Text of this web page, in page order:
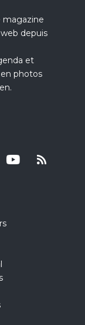
magazine
depuis
et
photos